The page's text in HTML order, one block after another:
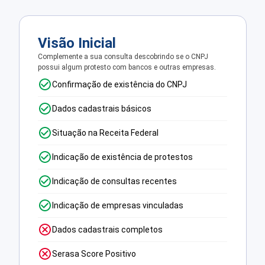
Visão Inicial
Complemente a sua consulta descobrindo se o CNPJ
possui algum protesto com bancos e outras empresas.
Confirmação de existência do CNPJ
Dados cadastrais básicos
Situação na Receita Federal
Indicação de existência de protestos
Indicação de consultas recentes
Indicação de empresas vinculadas
Dados cadastrais completos
Serasa Score Positivo